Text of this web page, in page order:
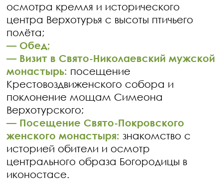
осмотра кремля и исторического
центра Верхотурья с высоты птичьего
полёта;
— Обед;
— Визит в Свято-Николаевский мужской
монастырь: посещение
Крестовоздвиженского собора и
поклонение мощам Симеона
Верхотурского;
— Посещение Свято-Покровского
женского монастыря:знакомство с
историей обители и осмотр
центрального образа Богородицы в
иконостасе.